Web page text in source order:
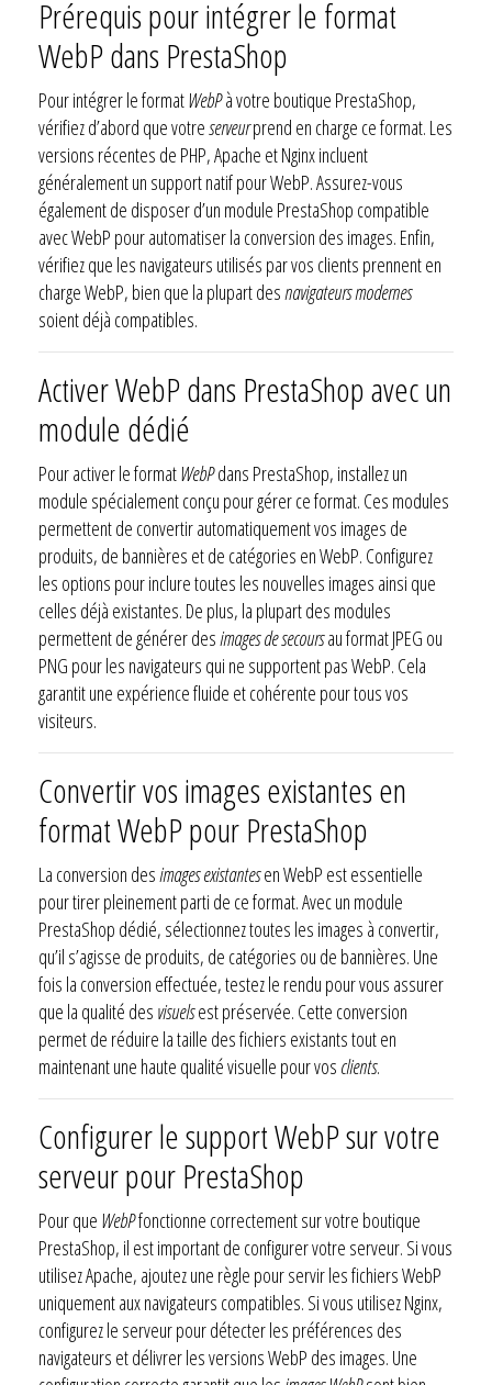
Prérequis pour intégrer le format
WebP dans PrestaShop
Pour intégrer le formatWebPà votre boutique PrestaShop,
vérifiez d’abord que votreserveurprend en charge ce format. Les
versions récentes de PHP, Apache et Nginx incluent
généralement un support natif pour WebP. Assurez-vous
également de disposer d’un module PrestaShop compatible
avec WebP pour automatiser la conversion des images. Enfin,
vérifiez que les navigateurs utilisés par vos clients prennent en
charge WebP, bien que la plupart des navigateurs modernes
soient déjà compatibles.
Activer WebP dans PrestaShop avec un
module dédié
Pour activer le formatWebPdans PrestaShop, installez un
module spécialement conçu pour gérer ce format. Ces modules
permettent de convertir automatiquement vos images de
produits, de bannières et de catégories en WebP. Configurez
les options pour inclure toutes les nouvelles images ainsi que
celles déjà existantes. De plus, la plupart des modules
permettent de générer desimages de secoursau format JPEG ou
PNG pour les navigateurs qui ne supportent pas WebP. Cela
garantit une expérience fluide et cohérente pour tous vos
visiteurs.
Convertir vos images existantes en
format WebP pour PrestaShop
La conversion desimages existantesen WebP est essentielle
pour tirer pleinement parti de ce format. Avec un module
PrestaShop dédié, sélectionnez toutes les images à convertir,
qu’il s’agisse de produits, de catégories ou de bannières. Une
fois la conversion effectuée, testez le rendu pour vous assurer
que la qualité des visuelsest préservée. Cette conversion
permet de réduire la taille des fichiers existants tout en
maintenant une haute qualité visuelle pour vos clients.
Configurer le support WebP sur votre
serveur pour PrestaShop
Pour que WebPfonctionne correctement sur votre boutique
PrestaShop, il est important de configurer votre serveur. Si vous
utilisez Apache, ajoutez une règle pour servir les fichiers WebP
uniquement aux navigateurs compatibles. Si vous utilisez Nginx,
configurez le serveur pour détecter les préférences des
navigateurs et délivrer les versions WebP des images. Une